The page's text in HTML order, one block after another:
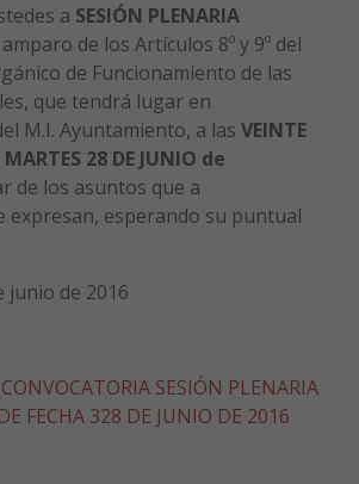
a SESIÓN PLENARIA
de los Artículos 8º y 9º del
de Funcionamiento de las
que tendrá lugar en
M.I. Ayuntamiento, a las VEINTE
28 DE JUNIO de
de los asuntos que a
expresan, esperando su puntual
junio de 2016
CONVOCATORIA SESIÓN PLENARIA
FECHA 328 DE JUNIO DE 2016